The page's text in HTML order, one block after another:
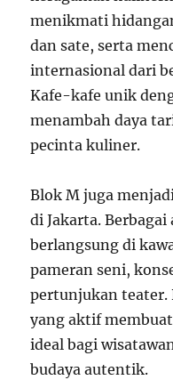
menikmati
dan sate, serta
internasional dari
Kafe-kafe unik
menambah daya
pecinta kuliner.
Blok M juga
di Jakarta. Berbagai
berlangsung di
pameran seni,
pertunjukan teater.
yang aktif
ideal bagi
budaya autentik.